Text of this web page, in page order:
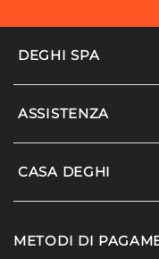
DEGHI SPA
Accedi/Registrati
Modello
ASSISTENZA
Supporto
Agevolazioni fiscali
CASA DEGHI
I nostri luoghi
METODI DI